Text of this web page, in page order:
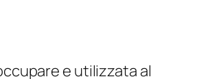
e utilizzata al